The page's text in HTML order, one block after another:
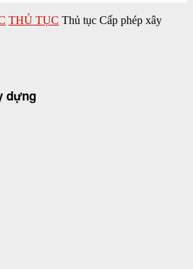
THỦ TỤC Thủ tục Cấp phép xây
dựng